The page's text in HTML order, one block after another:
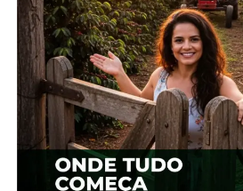
regiões é de precipitação
“Estão previstos períodos de
chamados veranicos –, bem
primeiros episódios de geada,
estação”, observa o
O outono paranaense, em
redução no volume de chuvas
causada pelo deslocamento de